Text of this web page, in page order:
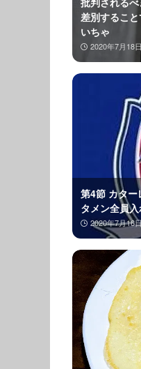
差別するこ
いちゃ
2020年7月18日
第4節 カター
タメン全員
2020年7月16